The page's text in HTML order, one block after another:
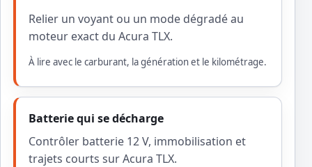
Relier un voyant ou un mode dégradé au
moteur exact du Acura TLX.
À lire avec le carburant, la génération et le kilométrage.
Batterie qui se décharge
Contrôler batterie 12 V, immobilisation et
trajets courts sur Acura TLX.